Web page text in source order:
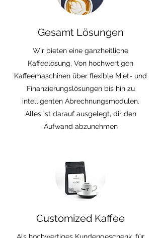
Gesamt Lösungen
Wir bieten eine ganzheitliche
Kaffeelösung. Von hochwertigen
Kaffeemaschinen über flexible Miet- und
Finanzierungslösungen bis hin zu
intelligenten Abrechnungsmodulen.
Alles ist darauf ausgelegt, dir den
Aufwand abzunehmen
Customized Kaffee